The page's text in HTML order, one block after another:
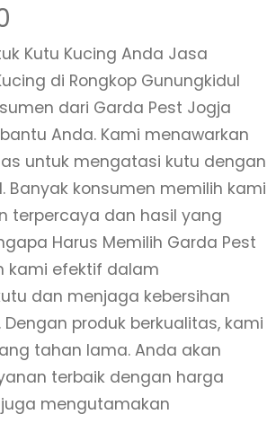
Kutu Kucing Anda Jasa
di Rongkop Gunungkidul
dari Garda Pest Jogja
Anda. Kami menawarkan
untuk mengatasi kutu dengan
Banyak konsumen memilih kami
terpercaya dan hasil yang
Harus Memilih Garda Pest
kami efektif dalam
dan menjaga kebersihan
produk berkualitas, kami
tahan lama. Anda akan
terbaik dengan harga
mengutamakan